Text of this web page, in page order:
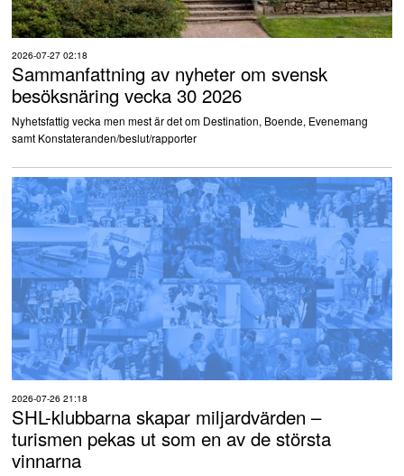
2026-07-27 02:18
Sammanfattning av nyheter om svensk
besöksnäring vecka 30 2026
Nyhetsfattig vecka men mest är det om Destination, Boende, Evenemang
samt Konstateranden/beslut/rapporter
2026-07-26 21:18
SHL-klubbarna skapar miljardvärden –
turismen pekas ut som en av de största
vinnarna